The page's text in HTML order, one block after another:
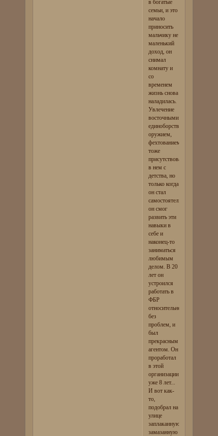
в богатые
семьи, и это
начало
приносить
мальчику не
маленький
доход, он
снимал
комнату и
со
временем
жизнь снова
наладилась.
Увлечение
восточными
единоборствами,
оружием,
фехтованием
тоже
присутствовало
в нем с
детства, но
только когда
он стал
самостоятельным,
он смог
развить эти
навыки в
себе и
наконец-то
заниматься
любимым
делом. В 20
лет он
устроился
работать в
ФБР
относительно
без
проблем, и
был
прекрасным
агентом. Он
проработал
в этой
организации
уже 8 лет...
И вот как-
то,
подобрал на
улице
заплаканную,
замазанную